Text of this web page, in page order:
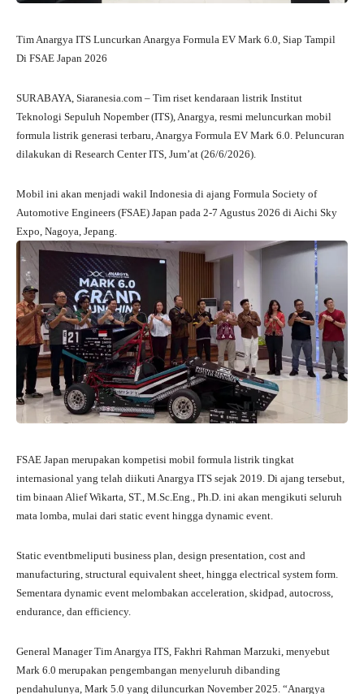
Tim Anargya ITS Luncurkan Anargya Formula EV Mark 6.0, Siap Tampil
Di FSAE Japan 2026
SURABAYA, Siaranesia.com – Tim riset kendaraan listrik Institut
Teknologi Sepuluh Nopember (ITS), Anargya, resmi meluncurkan mobil
formula listrik generasi terbaru, Anargya Formula EV Mark 6.0. Peluncuran
dilakukan di Research Center ITS, Jum’at (26/6/2026).
Mobil ini akan menjadi wakil Indonesia di ajang Formula Society of
Automotive Engineers (FSAE) Japan pada 2-7 Agustus 2026 di Aichi Sky
Expo, Nagoya, Jepang.
FSAE Japan merupakan kompetisi mobil formula listrik tingkat
internasional yang telah diikuti Anargya ITS sejak 2019. Di ajang tersebut,
tim binaan Alief Wikarta, ST., M.Sc.Eng., Ph.D. ini akan mengikuti seluruh
mata lomba, mulai dari static event hingga dynamic event.
Static eventbmeliputi business plan, design presentation, cost and
manufacturing, structural equivalent sheet, hingga electrical system form.
Sementara dynamic event melombakan acceleration, skidpad, autocross,
endurance, dan efficiency.
General Manager Tim Anargya ITS, Fakhri Rahman Marzuki, menyebut
Mark 6.0 merupakan pengembangan menyeluruh dibanding
pendahulunya, Mark 5.0 yang diluncurkan November 2025. “Anargya